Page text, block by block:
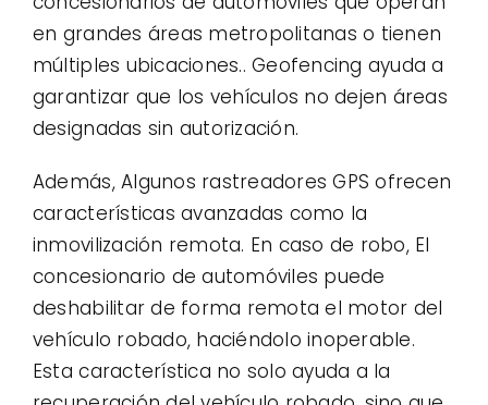
en grandes áreas metropolitanas o tienen
múltiples ubicaciones.. Geofencing ayuda a
garantizar que los vehículos no dejen áreas
designadas sin autorización.
Además, Algunos rastreadores GPS ofrecen
características avanzadas como la
inmovilización remota. En caso de robo, El
concesionario de automóviles puede
deshabilitar de forma remota el motor del
vehículo robado, haciéndolo inoperable.
Esta característica no solo ayuda a la